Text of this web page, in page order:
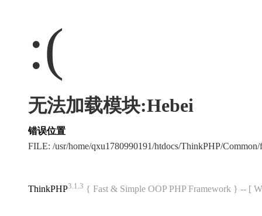
:(
无法加载模块:Hebei
错误位置
FILE: /usr/home/qxu1780990191/htdocs/ThinkPHP/
ThinkPHP3.1.3 { Fast & Simple OOP PHP Framework } -- [